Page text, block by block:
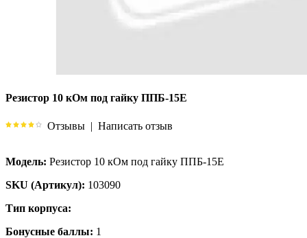
Резистор 10 кОм под гайку ППБ-15Е
Отзывы | Написать отзыв
Модель: Резистор 10 кОм под гайку ППБ-15Е
SKU (Артикул): 103090
Тип корпуса:
Бонусные баллы: 1